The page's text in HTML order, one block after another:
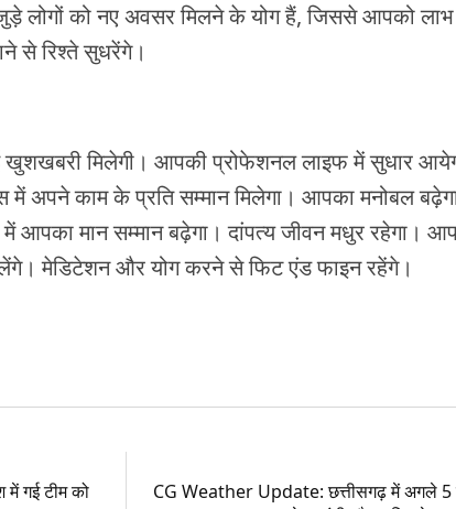
को नए अवसर मिलने के योग हैं, जिससे आपको लाभ
से रिश्ते सुधरेंगे।
मिलेगी। आपकी प्रोफेशनल लाइफ में सुधार
अपने काम के प्रति सम्मान मिलेगा। आपका मनोबल
आपका मान सम्मान बढ़ेगा। दांपत्य जीवन मधुर रहेगा।
मेडिटेशन और योग करने से फिट एंड फाइन रहेंगे।
में गई टीम को
CG Weather Update: छत्तीसगढ़ में अगले 5